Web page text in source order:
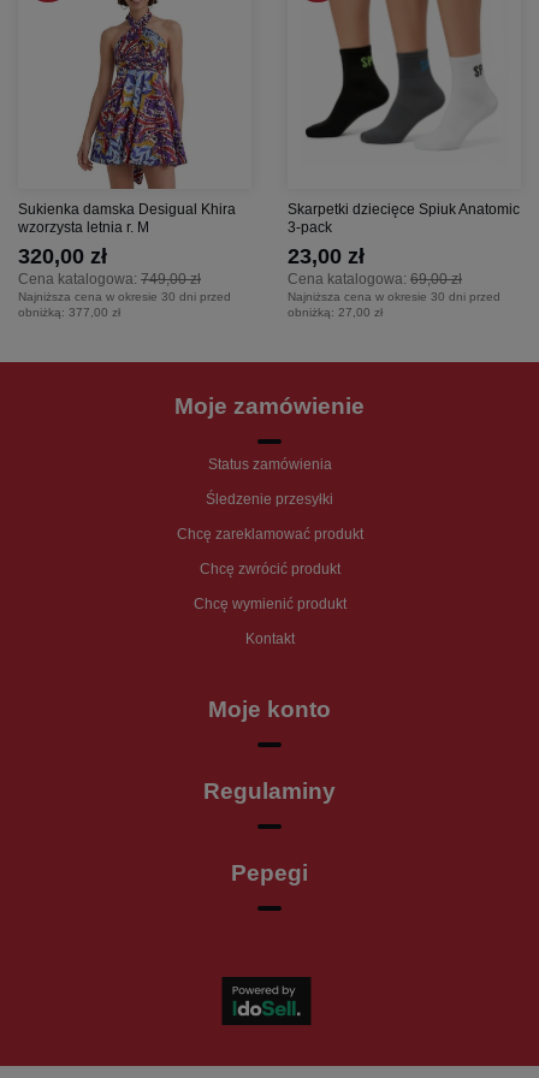
Sukienka damska Desigual Khira
wzorzysta letnia r. M
Cena katalogowa: 749,00 zł
320,00 zł
Najniższa cena w okresie 30 dni przed
obniżką: 377,00 zł
Skarpetki dziecięce Spiuk Anatomic
3-pack
Cena katalogowa: 69,00 zł
23,00 zł
Najniższa cena w okresie 30 dni przed
obniżką: 27,00 zł
Moje zamówienie
Status zamówienia
Śledzenie przesyłki
Chcę zareklamować produkt
Chcę zwrócić produkt
Chcę wymienić produkt
Kontakt
Moje konto
Regulaminy
Pepegi